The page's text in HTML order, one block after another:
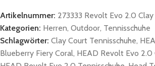
Artikelnummer: 273333 Revolt Evo 2.0
Kategorien: Herren, Outdoor, Tennisschuhe
Schlagwörter: Clay Court Tennisschuhe,
Blueberry Fiery Coral, HEAD Revolt Evo 2.0